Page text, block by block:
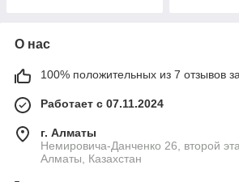
О нас
100% положительных из 7 отзывов
Работает с 07.11.2024
г. Алматы
Немировича-Данченко 26, второй
Алматы, Казахстан